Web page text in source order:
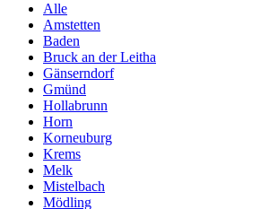
Alle
Amstetten
Baden
Bruck an der Leitha
Gänserndorf
Gmünd
Hollabrunn
Horn
Korneuburg
Krems
Melk
Mistelbach
Mödling